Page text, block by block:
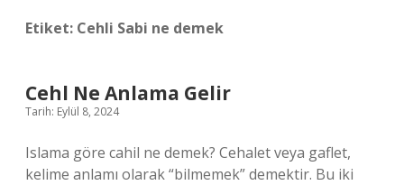
Etiket: Cehli Sabi ne demek
Cehl Ne Anlama Gelir
Tarih: Eylül 8, 2024
Islama göre cahil ne demek? Cehalet veya gaflet,
kelime anlamı olarak “bilmemek” demektir. Bu iki